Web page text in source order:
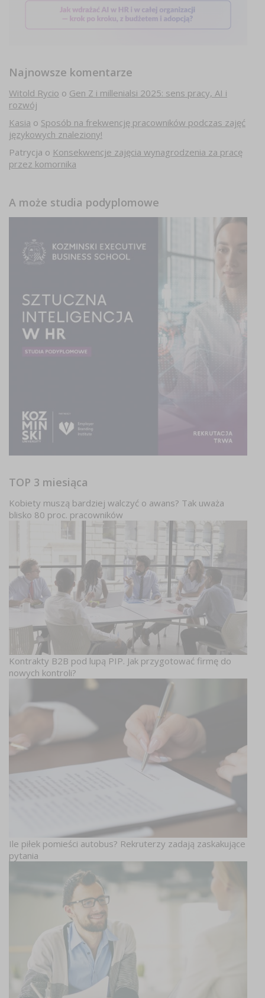
Najnowsze komentarze
Witold Rycio o Gen Z i millenialsi 2025: sens pracy, AI i
rozwój
Kasia o Sposób na frekwencję pracowników podczas zajęć
językowych znaleziony!
Patrycja o Konsekwencje zajęcia wynagrodzenia za pracę
przez komornika
A może studia podyplomowe
TOP 3 miesiąca
Kobiety muszą bardziej walczyć o awans? Tak uważa
blisko 80 proc. pracowników
Kontrakty B2B pod lupą PIP. Jak przygotować firmę do
nowych kontroli?
Ile piłek pomieści autobus? Rekruterzy zadają zaskakujące
pytania